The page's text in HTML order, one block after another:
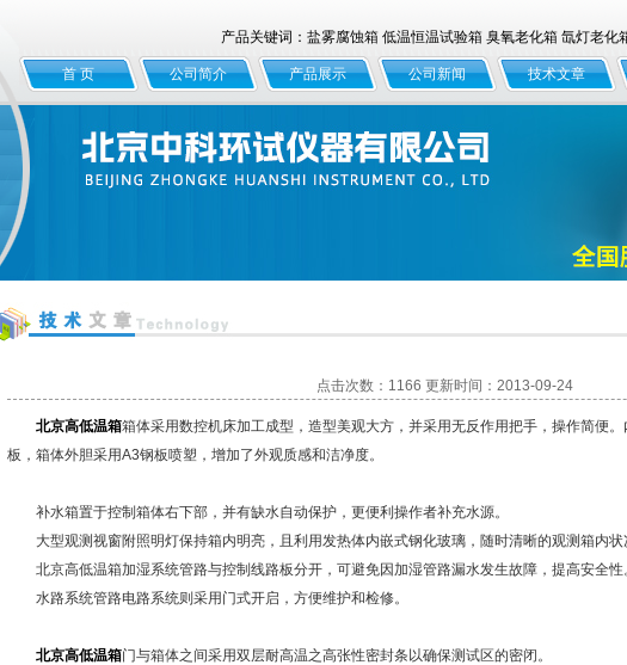
产品关键词：盐雾腐蚀箱 低温恒温试验箱 臭氧老化箱 氙灯老化
首 页 公司简介 产品展示 公司新闻 技术文章
点击次数：1166 更新时间：2013-09-24
北京高低温箱箱体采用数控机床加工成型，造型美观大方，并采用无反作用把手，操作简便
板，箱体外胆采用A3钢板喷塑，增加了外观质感和洁净度。
补水箱置于控制箱体右下部，并有缺水自动保护，更便利操作者补充水源。
大型观测视窗附照明灯保持箱内明亮，且利用发热体内嵌式钢化玻璃，随时清晰的观测箱内状
北京高低温箱加湿系统管路与控制线路板分开，可避免因加湿管路漏水发生故障，提高安全性
水路系统管路电路系统则采用门式开启，方便维护和检修。
北京高低温箱门与箱体之间采用双层耐高温之高张性密封条以确保测试区的密闭。